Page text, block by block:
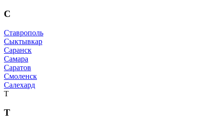
С
Ставрополь
Сыктывкар
Саранск
Самара
Саратов
Смоленск
Салехард
Т
Т